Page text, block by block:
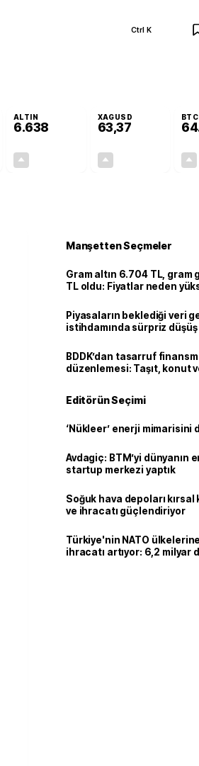
Ctrl K
ALTIN
6.638
XAGUSD
63,37
BTC
Manşetten Seçmeler
Gram altın 6.704 TL, gram
TL oldu: Fiyatlar neden
Piyasaların beklediği veri
istihdamında sürpriz düşüş
BDDK’dan tasarruf
düzenlemesi: Taşıt, konut
Editörün Seçimi
‘Nükleer’ enerji mimarisini
Avdagiç: BTM’yi dünyanın
startup merkezi yaptık
Soğuk hava depoları kırsal
ve ihracatı güçlendiriyor
Türkiye'nin NATO
ihracatı artıyor: 6,2 milyar